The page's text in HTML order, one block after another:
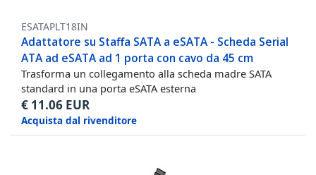
ESATAPLT18IN
Adattatore su Staffa SATA a eSATA - Scheda Serial
ATA ad eSATA ad 1 porta con cavo da 45 cm
Trasforma un collegamento alla scheda madre SATA
standard in una porta eSATA esterna
€ 11.06 EUR
Acquista dal rivenditore